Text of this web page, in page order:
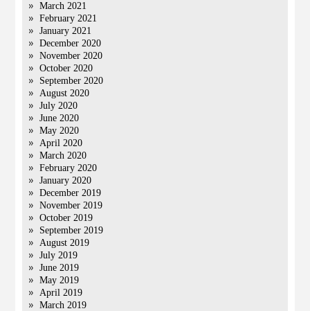
March 2021
February 2021
January 2021
December 2020
November 2020
October 2020
September 2020
August 2020
July 2020
June 2020
May 2020
April 2020
March 2020
February 2020
January 2020
December 2019
November 2019
October 2019
September 2019
August 2019
July 2019
June 2019
May 2019
April 2019
March 2019